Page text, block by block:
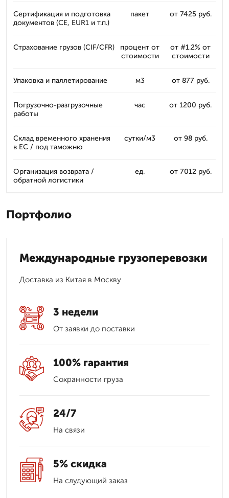
Сертификация и подготовка
документов (CE, EUR1 и т.п.)
пакет от 7425 руб.
Страхование грузов (CIF/CFR)
процент от
стоимости
от #1.2% от
стоимости
Упаковка и паллетирование м3 от 877 руб.
Погрузочно-разгрузочные
работы
час от 1200 руб.
Склад временного хранения
в ЕС / под таможню
сутки/м3 от 98 руб.
Организация возврата /
обратной логистики
ед. от 7012 руб.
Портфолио
Международные грузоперевозки
Доставка из Китая в Москву
3 недели
От заявки до поставки
100% гарантия
Сохранности груза
24/7
На связи
5% скидка
На слудующий заказ